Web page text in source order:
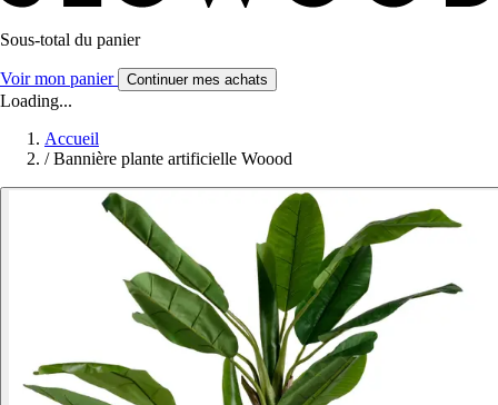
Sous-total du panier
Voir mon panier Continuer mes achats
Loading...
Accueil
/ Bannière plante artificielle Woood